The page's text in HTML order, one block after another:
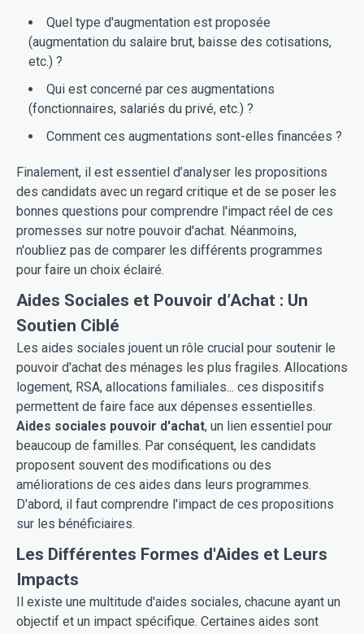
Quel type d'augmentation est proposée
(augmentation du salaire brut, baisse des cotisations,
etc.) ?
Qui est concerné par ces augmentations
(fonctionnaires, salariés du privé, etc.) ?
Comment ces augmentations sont-elles financées ?
Finalement, il est essentiel d’analyser les propositions
des candidats avec un regard critique et de se poser les
bonnes questions pour comprendre l'impact réel de ces
promesses sur notre pouvoir d'achat. Néanmoins,
n'oubliez pas de comparer les différents programmes
pour faire un choix éclairé.
Aides Sociales et Pouvoir d’Achat : Un
Soutien Ciblé
Les aides sociales jouent un rôle crucial pour soutenir le
pouvoir d'achat des ménages les plus fragiles. Allocations
logement, RSA, allocations familiales... ces dispositifs
permettent de faire face aux dépenses essentielles.
Aides sociales pouvoir d'achat, un lien essentiel pour
beaucoup de familles. Par conséquent, les candidats
proposent souvent des modifications ou des
améliorations de ces aides dans leurs programmes.
D'abord, il faut comprendre l'impact de ces propositions
sur les bénéficiaires.
Les Différentes Formes d'Aides et Leurs
Impacts
Il existe une multitude d'aides sociales, chacune ayant un
objectif et un impact spécifique. Certaines aides sont